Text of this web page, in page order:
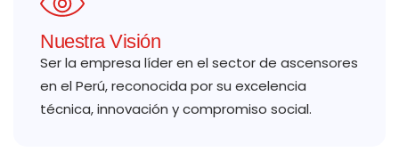
Nuestra Visión
Ser la empresa líder en el sector de ascensores
en el Perú, reconocida por su excelencia
técnica, innovación y compromiso social.